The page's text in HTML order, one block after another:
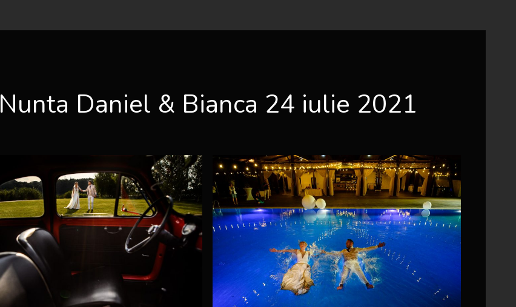
Nunta Daniel & Bianca 24 iulie 2021